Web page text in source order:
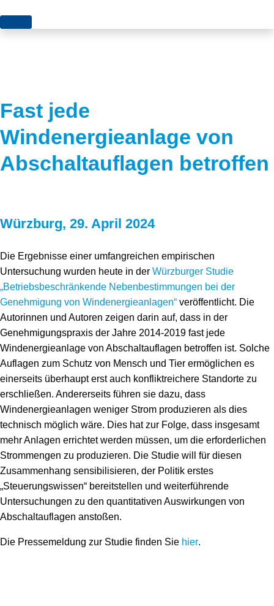
Themen
Flächen
Genehmigungen
Grundsatzfragen
Netze
Sektorenkopplung
Speicher
Stromerzeugung
Wärme
Wasserstoff
News
Blog
Karriere
Stiftungsporträt
Team
Forschungsnetzwerk
Bibliothek
Newsletter
Infomaterial
Schriften zum Umweltenergierecht
Fast jede
Windenergieanlage von
Abschaltauflagen betroffen
Würzburg, 29. April 2024
Die Ergebnisse einer umfangreichen empirischen
Untersuchung wurden heute in der Würzburger Studie
„Betriebsbeschränkende Nebenbestimmungen bei der
Genehmigung von Windenergieanlagen“ veröffentlicht. Die
Autorinnen und Autoren zeigen darin auf, dass in der
Genehmigungspraxis der Jahre 2014-2019 fast jede
Windenergieanlage von Abschaltauflagen betroffen ist. Solche
Auflagen zum Schutz von Mensch und Tier ermöglichen es
einerseits überhaupt erst auch konfliktreichere Standorte zu
erschließen. Andererseits führen sie dazu, dass
Windenergieanlagen weniger Strom produzieren als dies
technisch möglich wäre. Dies hat zur Folge, dass insgesamt
mehr Anlagen errichtet werden müssen, um die erforderlichen
Strommengen zu produzieren. Die Studie will für diesen
Zusammenhang sensibilisieren, der Politik erstes
„Steuerungswissen“ bereitstellen und weiterführende
Untersuchungen zu den quantitativen Auswirkungen von
Abschaltauflagen anstoßen.
Die Pressemeldung zur Studie finden Sie hier.